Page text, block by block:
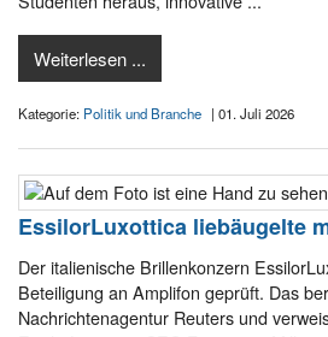
Weiterlesen ...
Kategorie: Politik und Branche | 01. Juli 2026
EssilorLuxottica liebäugelte
Der italienische Brillenkonzern
Beteiligung an Amplifon geprüft. Das
Nachrichtenagentur Reuters und